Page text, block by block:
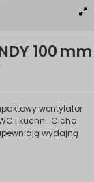
100
wentylator
i kuchni. Cicha
wydajną